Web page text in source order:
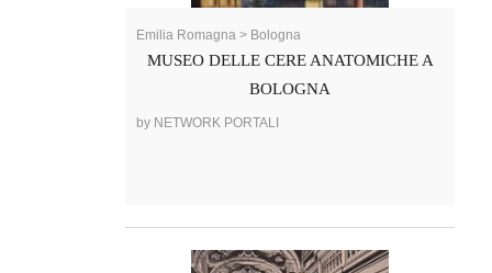
Emilia Romagna > Bologna
MUSEO DELLE CERE ANATOMICHE A
BOLOGNA
by NETWORK PORTALI